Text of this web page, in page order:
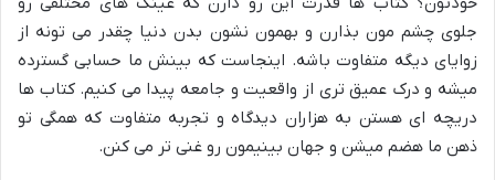
جلوی چشم مون بذارن و بهمون نشون بدن دنیا چقدر می تونه از
زوایای دیگه متفاوت باشه. اینجاست که بینش ما حسابی گسترده
میشه و درک عمیق تری از واقعیت و جامعه پیدا می کنیم. کتاب ها
دریچه ای هستن به هزاران دیدگاه و تجربه متفاوت که همگی تو
ذهن ما هضم میشن و جهان بینیمون رو غنی تر می کنن.